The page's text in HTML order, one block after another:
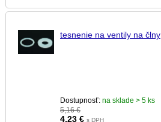
tesnenie na ventily na člny
Dostupnosť:na sklade > 5 ks
5,16 €
4,23 € s DPH